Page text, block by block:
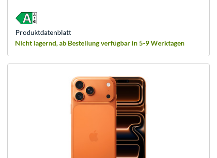
Nicht lagernd, ab Bestellung verfügbar in 5-9 Werktagen
Produkt­datenblatt